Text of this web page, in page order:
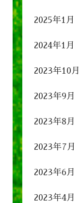
2025年1月
2024年1月
2023年10月
2023年9月
2023年8月
2023年7月
2023年6月
2023年4月